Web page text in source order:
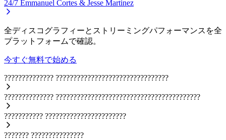
24/7 Emmanuel Cortes & Jesse Martinez
全ディスコグラフィーとストリーミングパフォーマンスを全
プラットフォームで確認。
今すぐ無料で始める
?????????????? ????????????????????????????????
?????????????? ?????????????????????????????????????????
??????????? ???????????????????????
??????? ???????????????